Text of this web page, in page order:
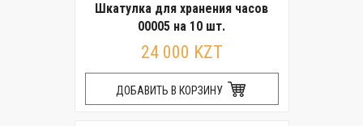
Шкатулка для хранения часов
00005 на 10 шт.
24 000 KZT
ДОБАВИТЬ В КОРЗИНУ